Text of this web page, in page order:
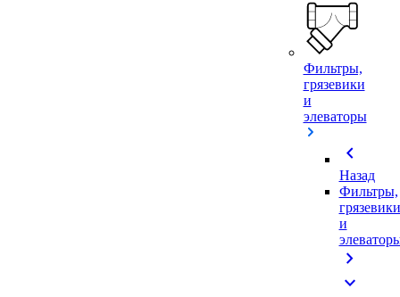
Фильтры,
грязевики
и
элеваторы
chevron_left
Назад
Фильтры,
грязевики
и
chevron_right
expand_more